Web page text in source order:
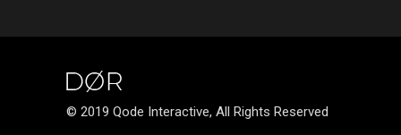
© 2019 Qode Interactive, All Rights Reserved